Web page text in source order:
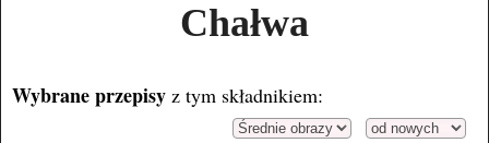
Chałwa
Wybrane przepisy z tym składnikiem: